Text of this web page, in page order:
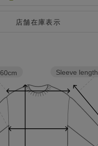
店舗在庫表示
Sleeve length
60cm